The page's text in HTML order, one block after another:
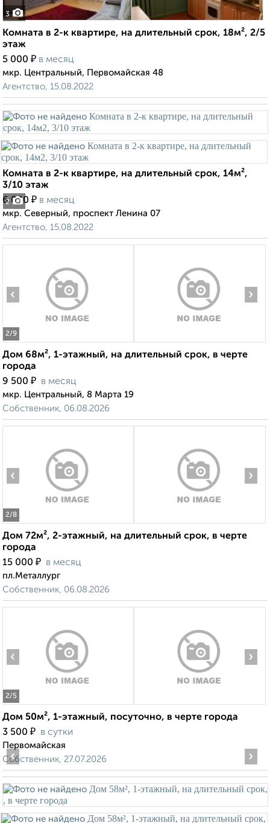
3
Комната в 2-к квартире, на длительный срок, 18м², 2/5
этаж
5 000 ₽ в месяц
мкр. Центральный, Первомайская 48
Агентство, 15.08.2022
2
Комната в 2-к квартире, на длительный срок, 14м²,
3/10 этаж
6 000 ₽ в месяц
мкр. Северный, проспект Ленина 07
Агентство, 15.08.2022
2/9
‹ ›
Дом 68м², 1-этажный, на длительный срок, в черте
города
9 500 ₽ в месяц
мкр. Центральный, 8 Марта 19
Собственник, 06.08.2026
2/8
‹ ›
Дом 72м², 2-этажный, на длительный срок, в черте
города
15 000 ₽ в месяц
пл.Металлург
Собственник, 06.08.2026
2/5
‹ ›
Дом 50м², 1-этажный, посуточно, в черте города
3 500 ₽ в сутки
Первомайская
Собственник, 27.07.2026
‹ ›